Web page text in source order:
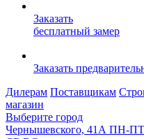
Заказать
бесплатный замер
Заказать
Дилерам Поставщикам
магазин
Выберите город
Чернышевского, 41А ПН-ПТ: